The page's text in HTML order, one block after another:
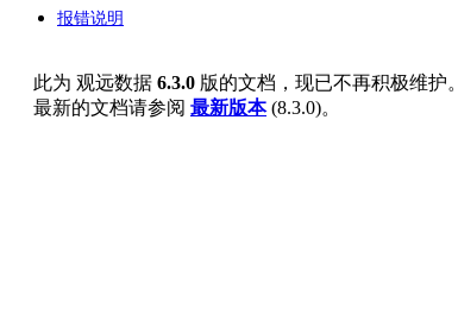
报错说明
此为 观远数据 6.3.0 版的文档，现已不再积极维护。
最新的文档请参阅 最新版本(8.3.0)。